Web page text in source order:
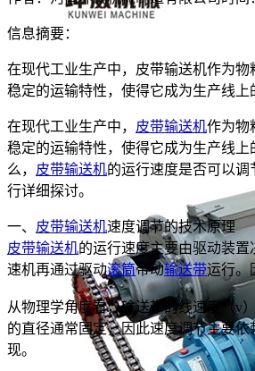
信息摘要：
在现代工业生产中，皮带输送机作为
稳定的运输特性，使得它成为生产线
在现代工业生产中， 皮带输送机作为物
稳定的运输特性，使得它成为生产线
么， 皮带输送机的运行速度是否可以
行详细探讨。
一、 皮带输送机速度调节的技术原理
皮带输送机的运行速度主要由驱动装
速机再通过驱动滚筒带动输送带运行。
从物理学角度看，输送带的线速度（v
的直径通常固定，因此速度调节主要
现。